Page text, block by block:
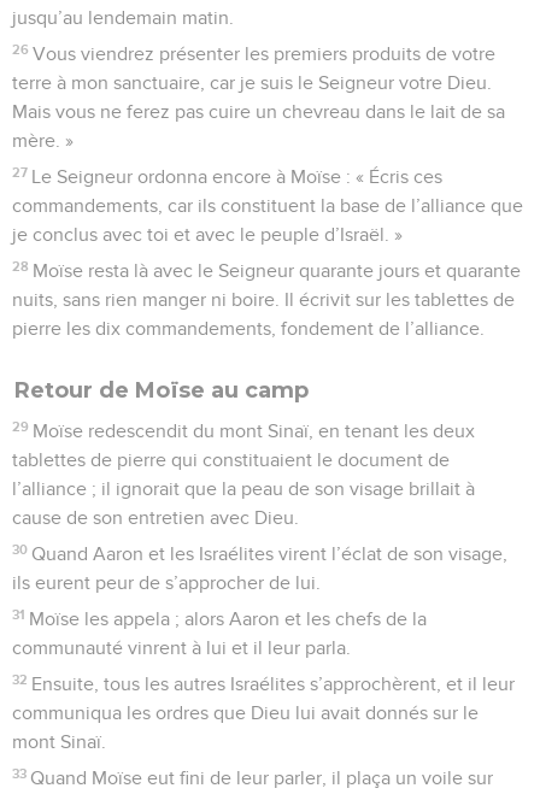
jusqu’au lendemain matin.
26 Vous viendrez présenter les premiers produits de votre
terre à mon sanctuaire, car je suis le Seigneur votre Dieu.
Mais vous ne ferez pas cuire un chevreau dans le lait de sa
mère. »
27 Le Seigneur ordonna encore à Moïse : « Écris ces
commandements, car ils constituent la base de l’alliance que
je conclus avec toi et avec le peuple d’Israël. »
28 Moïse resta là avec le Seigneur quarante jours et quarante
nuits, sans rien manger ni boire. Il écrivit sur les tablettes de
pierre les dix commandements, fondement de l’alliance.
Retour de Moïse au camp
29 Moïse redescendit du mont Sinaï, en tenant les deux
tablettes de pierre qui constituaient le document de
l’alliance ; il ignorait que la peau de son visage brillait à
cause de son entretien avec Dieu.
30 Quand Aaron et les Israélites virent l’éclat de son visage,
ils eurent peur de s’approcher de lui.
31 Moïse les appela ; alors Aaron et les chefs de la
communauté vinrent à lui et il leur parla.
32 Ensuite, tous les autres Israélites s’approchèrent, et il leur
communiqua les ordres que Dieu lui avait donnés sur le
mont Sinaï.
33 Quand Moïse eut fini de leur parler, il plaça un voile sur